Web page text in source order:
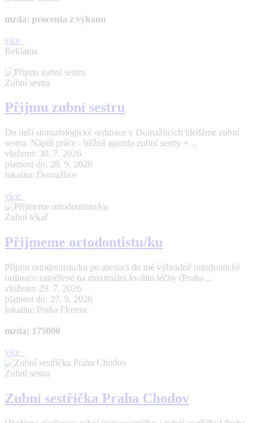
mzda: procenta z výkonu
více
Reklama
Zubní sestra
Přijmu zubní sestru
Do naší stomatologické ordinace v Domažlicích hledáme zubní
sestru. Náplň práce - běžná agenda zubní sestry + ...
vloženo: 30. 7. 2026
platnost do: 28. 9. 2026
lokalita: Domažlice
více
Zubní lékař
Přijmeme ortodontistu/ku
Přijmu ortodontistu/ku po atestaci do mé výhradně ortodontické
ordinace zaměřené na maximální kvalitu léčby (Praha ...
vloženo: 29. 7. 2026
platnost do: 27. 9. 2026
lokalita: Praha Florenc
mzda: 175000
více
Zubní sestra
Zubní sestřička Praha Chodov